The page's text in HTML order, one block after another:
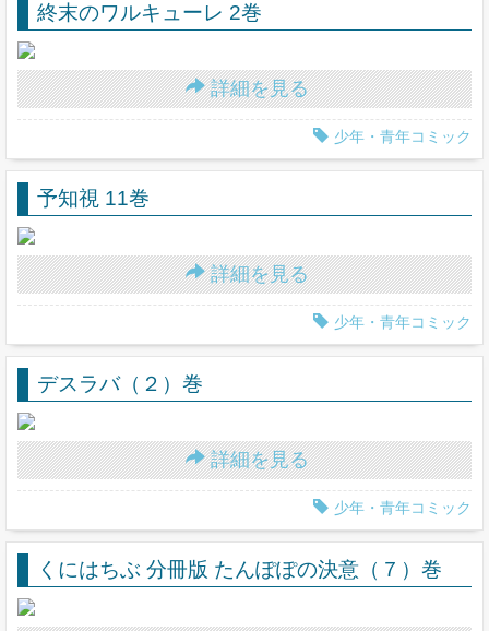
終末のワルキューレ 2巻
詳細を見る
少年・青年コミック
予知視 11巻
詳細を見る
少年・青年コミック
デスラバ（２）巻
詳細を見る
少年・青年コミック
くにはちぶ 分冊版 たんぽぽの決意（７）巻